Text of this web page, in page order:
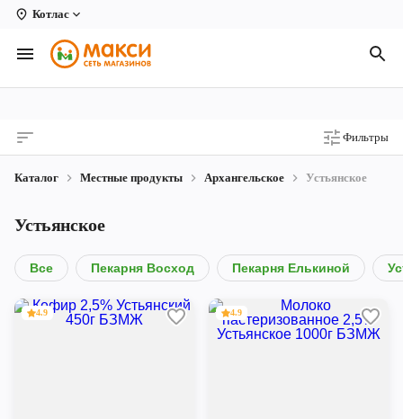
Котлас
Вологда
Архангельск
Киров
Коряжма
Котлас
Новодвинск
Фильтры
Каталог Местные продукты Архангельское Устьянское
Устьянское
Все Пекарня Восход Пекарня Елькиной
4.9 4.9